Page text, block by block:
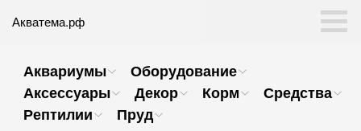
Акватема.рф
Аквариумы
Оборудование
Аксессуары
Декор Корм
Средства
Рептилии
Пруд